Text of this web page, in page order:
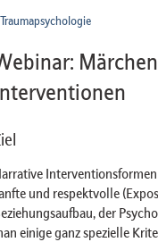
und respektvolle
der
einige ganz spezielle